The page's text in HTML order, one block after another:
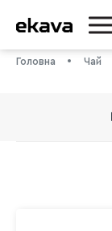
Головна Чай